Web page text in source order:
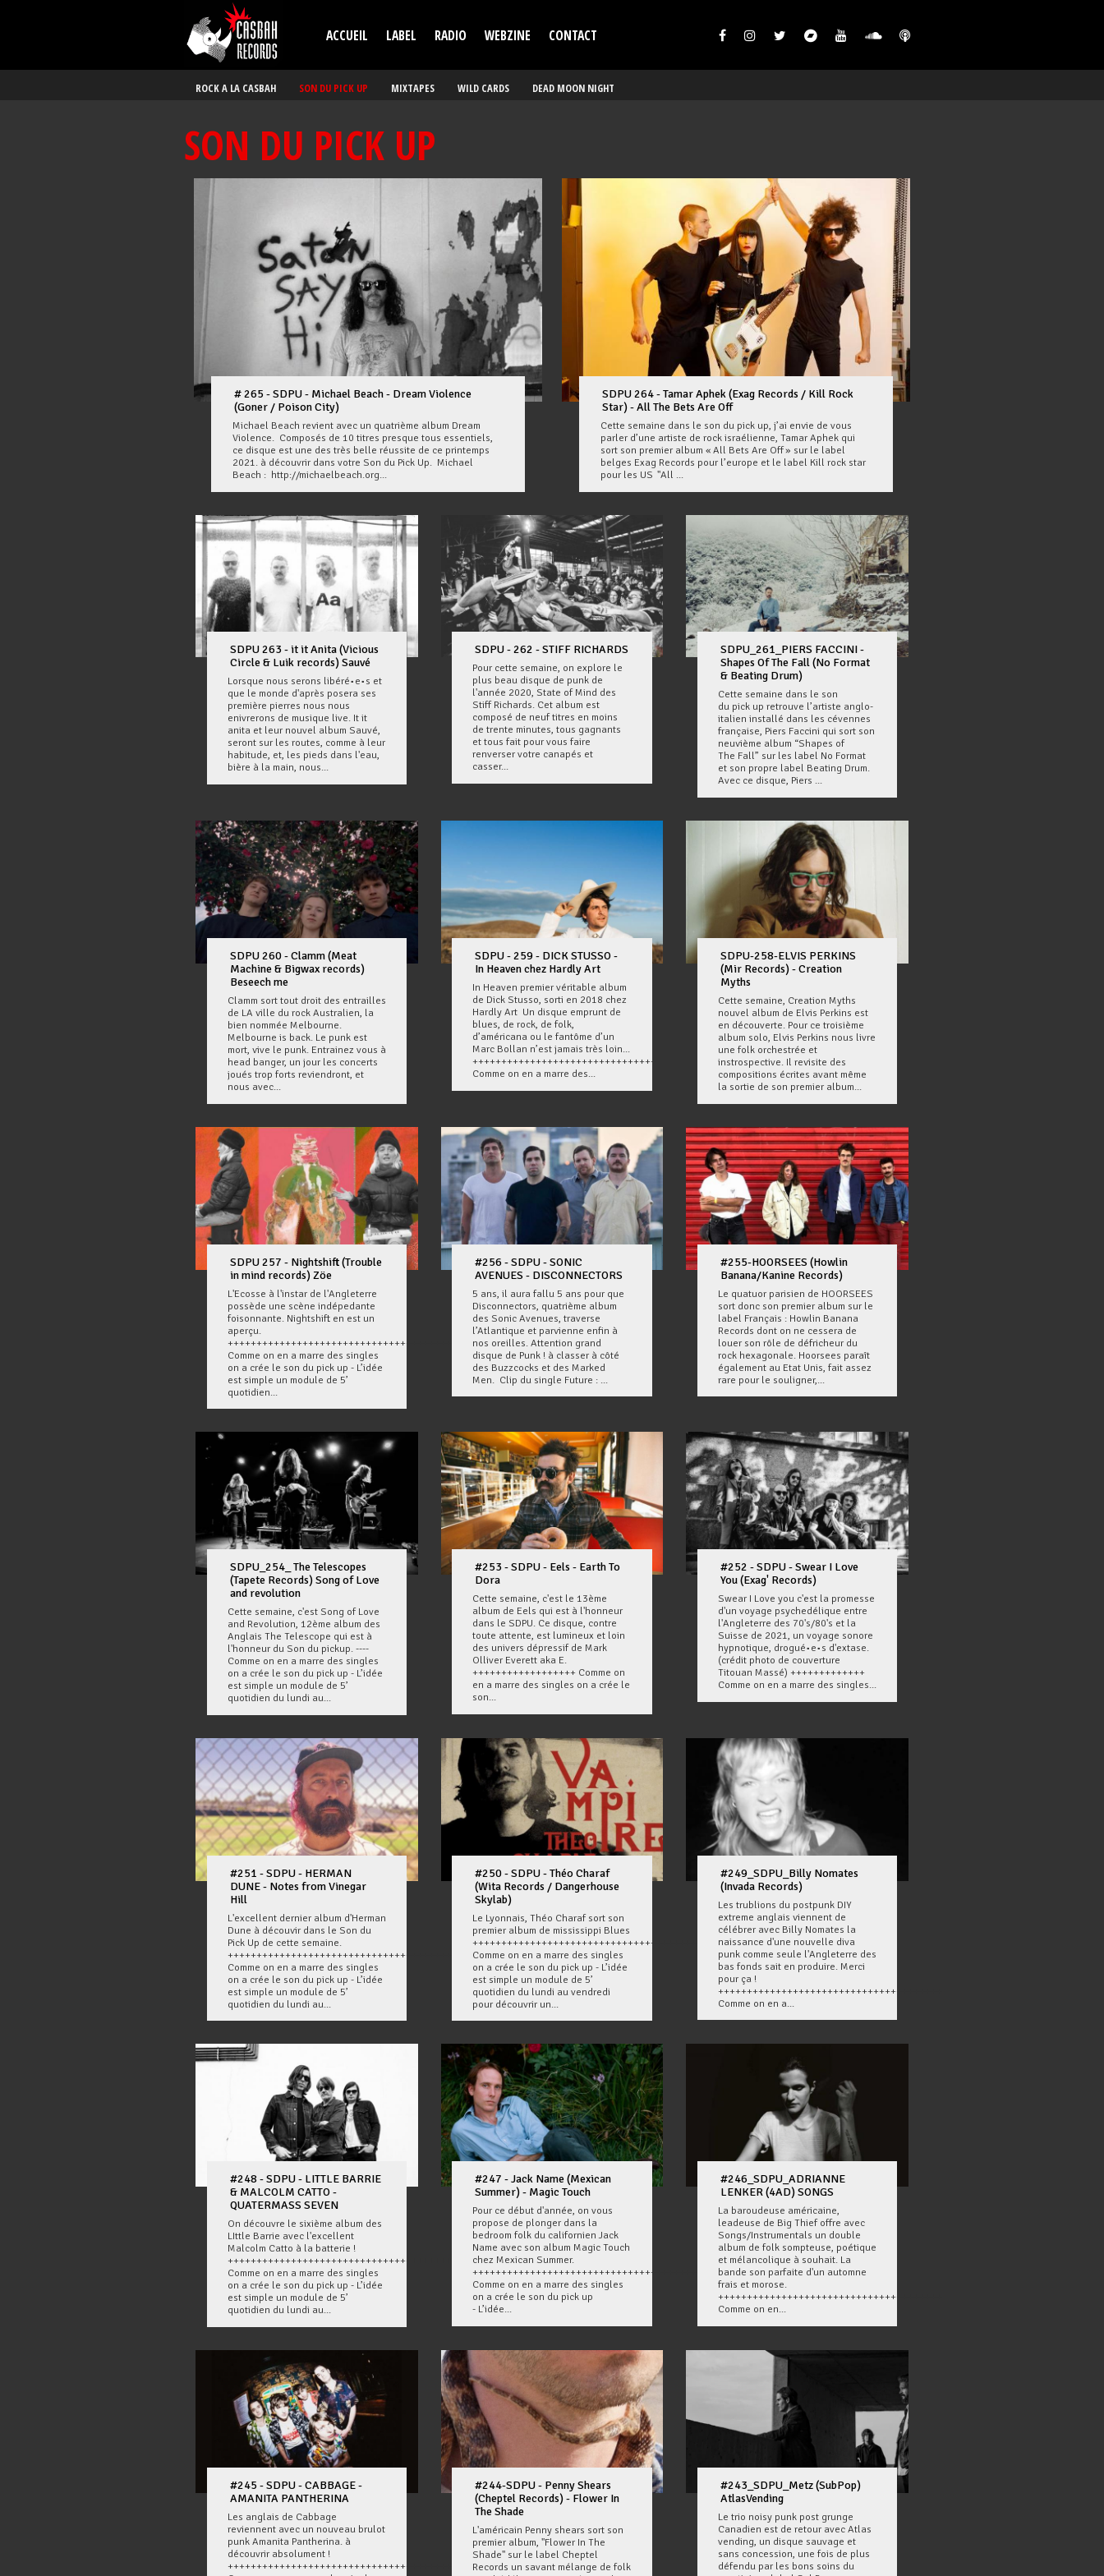
ACCUEIL LABEL RADIO WEBZINE CONTACT
ROCK A LA CASBAH SON DU PICK UP MIXTAPES WILD CARDS DEAD MOON NIGHT
SON DU PICK UP
# 265 - SDPU - Michael Beach - Dream Violence
(Goner / Poison City)
Michael Beach revient avec un quatrième album Dream
Violence. Composés de 10 titres presque tous essentiels,
ce disque est une des très belle réussite de ce printemps
2021. à découvrir dans votre Son du Pick Up. Michael
Beach : http://michaelbeach.org...
SDPU 264 - Tamar Aphek (Exag Records / Kill Rock
Star) - All The Bets Are Off
Cette semaine dans le son du pick up, j’ai envie de vous
parler d’une artiste de rock israélienne, Tamar Aphek qui
sort son premier album « All Bets Are Off » sur le label
belges Exag Records pour l’europe et le label Kill rock star
pour les US "All ...
SDPU 263 - it it Anita (Vicious
Circle & Luik records) Sauvé
Lorsque nous serons libéré•e•s et
que le monde d'après posera ses
première pierres nous nous
enivrerons de musique live. It it
anita et leur nouvel album Sauvé,
seront sur les routes, comme à leur
habitude, et, les pieds dans l'eau,
bière à la main, nous...
SDPU - 262 - STIFF RICHARDS
Pour cette semaine, on explore le
plus beau disque de punk de
l'année 2020, State of Mind des
Stiff Richards. Cet album est
composé de neuf titres en moins
de trente minutes, tous gagnants
et tous fait pour vous faire
renverser votre canapés et
casser...
SDPU_261_PIERS FACCINI -
Shapes Of The Fall (No Format
& Beating Drum)
Cette semaine dans le son
du pick up retrouve l’artiste anglo-
italien installé dans les cévennes
française, Piers Faccini qui sort son
neuvième album “Shapes of
The Fall” sur les label No Format
et son propre label Beating Drum.
Avec ce disque, Piers ...
SDPU 260 - Clamm (Meat
Machine & Bigwax records)
Beseech me
Clamm sort tout droit des entrailles
de LA ville du rock Australien, la
bien nommée Melbourne.
Melbourne is back. Le punk est
mort, vive le punk. Entrainez vous à
head banger, un jour les concerts
joués trop forts reviendront, et
nous avec...
SDPU - 259 - DICK STUSSO -
In Heaven chez Hardly Art
In Heaven premier véritable album
de Dick Stusso, sorti en 2018 chez
Hardly Art Un disque emprunt de
blues, de rock, de folk,
d’américana ou le fantôme d’un
Marc Bollan n’est jamais très loin...
++++++++++++++++++++++++++++++++
Comme on en a marre des...
SDPU-258-ELVIS PERKINS
(Mir Records) - Creation
Myths
Cette semaine, Creation Myths
nouvel album de Elvis Perkins est
en découverte. Pour ce troisième
album solo, Elvis Perkins nous livre
une folk orchestrée et
instrospective. Il revisite des
compositions écrites avant même
la sortie de son premier album...
SDPU 257 - Nightshift (Trouble
in mind records) Zöe
L'Ecosse à l'instar de l'Angleterre
possède une scène indépedante
foisonnante. Nightshift en est un
aperçu.
++++++++++++++++++++++++++++++++++++++++
Comme on en a marre des singles
on a crée le son du pick up - L’idée
est simple un module de 5’
quotidien...
#256 - SDPU - SONIC
AVENUES - DISCONNECTORS
5 ans, il aura fallu 5 ans pour que
Disconnectors, quatrième album
des Sonic Avenues, traverse
l’Atlantique et parvienne enfin à
nos oreilles. Attention grand
disque de Punk ! à classer à côté
des Buzzcocks et des Marked
Men. Clip du single Future : ...
#255-HOORSEES (Howlin
Banana/Kanine Records)
Le quatuor parisien de HOORSEES
sort donc son premier album sur le
label Français : Howlin Banana
Records dont on ne cessera de
louer son rôle de défricheur du
rock hexagonale. Hoorsees paraît
également au Etat Unis, fait assez
rare pour le souligner,...
SDPU_254_ The Telescopes
(Tapete Records) Song of Love
and revolution
Cette semaine, c'est Song of Love
and Revolution, 12ème album des
Anglais The Telescope qui est à
l'honneur du Son du pickup. ----
Comme on en a marre des singles
on a crée le son du pick up - L’idée
est simple un module de 5’
quotidien du lundi au...
#253 - SDPU - Eels - Earth To
Dora
Cette semaine, c'est le 13ème
album de Eels qui est à l'honneur
dans le SDPU. Ce disque, contre
toute attente, est lumineux et loin
des univers dépressif de Mark
Olliver Everett aka E.
++++++++++++++++++ Comme on
en a marre des singles on a crée le
son...
#252 - SDPU - Swear I Love
You (Exag' Records)
Swear I Love you c'est la promesse
d'un voyage psychedélique entre
l'Angleterre des 70's/80's et la
Suisse de 2021, un voyage sonore
hypnotique, drogué•e•s d'extase.
(crédit photo de couverture
Titouan Massé) +++++++++++++
Comme on en a marre des singles...
#251 - SDPU - HERMAN
DUNE - Notes from Vinegar
Hill
L'excellent dernier album d'Herman
Dune à découvir dans le Son du
Pick Up de cette semaine.
+++++++++++++++++++++++++++++++++++++++
Comme on en a marre des singles
on a crée le son du pick up - L’idée
est simple un module de 5’
quotidien du lundi au...
#250 - SDPU - Théo Charaf
(Wita Records / Dangerhouse
Skylab)
Le Lyonnais, Théo Charaf sort son
premier album de mississippi Blues
+++++++++++++++++++++++++++++++++++++++
Comme on en a marre des singles
on a crée le son du pick up - L’idée
est simple un module de 5’
quotidien du lundi au vendredi
pour découvrir un...
#249_SDPU_Billy Nomates
(Invada Records)
Les trublions du postpunk DIY
extreme anglais viennent de
célébrer avec Billy Nomates la
naissance d'une nouvelle diva
punk comme seule l'Angleterre des
bas fonds sait en produire. Merci
pour ça !
+++++++++++++++++++++++++++++++++++++++
Comme on en a...
#248 - SDPU - LITTLE BARRIE
& MALCOLM CATTO -
QUATERMASS SEVEN
On découvre le sixième album des
LIttle Barrie avec l'excellent
Malcolm Catto à la batterie !
+++++++++++++++++++++++++++++++++++++++
Comme on en a marre des singles
on a crée le son du pick up - L’idée
est simple un module de 5’
quotidien du lundi au...
#247 - Jack Name (Mexican
Summer) - Magic Touch
Pour ce début d'année, on vous
propose de plonger dans la
bedroom folk du californien Jack
Name avec son album Magic Touch
chez Mexican Summer.
+++++++++++++++++++++++++++++++++++++++
Comme on en a marre des singles
on a crée le son du pick up
- L’idée...
#246_SDPU_ADRIANNE
LENKER (4AD) SONGS
La baroudeuse américaine,
leadeuse de Big Thief offre avec
Songs/Instrumentals un double
album de folk sompteuse, poétique
et mélancolique à souhait. La
bande son parfaite d'un automne
frais et morose.
+++++++++++++++++++++++++++++++++++++++
Comme on en...
#245 - SDPU - CABBAGE -
AMANITA PANTHERINA
Les anglais de Cabbage
reviennent avec un nouveau brulot
punk Amanita Pantherina. à
découvrir absolument !
+++++++++++++++++++++++++++++++++++++++
#244-SDPU - Penny Shears
(Cheptel Records) - Flower In
The Shade
L'américain Penny shears sort son
premier album, "Flower In The
Shade" sur le label Cheptel
Records un savant mélange de folk
#243_SDPU_Metz (SubPop)
AtlasVending
Le trio noisy punk post grunge
Canadien est de retour avec Atlas
vending, un disque sauvage et
sans concession, une fois de plus
défendu par les bons soins du